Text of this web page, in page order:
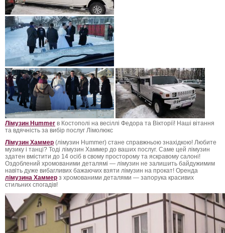
Лімузин Hummer в Костополі на весіллі Федора та Вікторії! Наші вітання
та вдячність за вибір послуг Лімолюкс
Лімузин Хаммер (лімузин Hummer) стане справжньою знахідкою! Любите
музику і танці? Тоді лімузин Хаммер до ваших послуг. Саме цей лімузин
здатен вмістити до 14 осіб в свому просторому та яскравому салоні!
Оздоблений хромованими деталямі — лімузин не залишить байдужимим
навіть дуже вибагливих бажаючих взяти лімузин на прокат! Оренда
лімузина Хаммер з хромованими деталями — запорука красивих
стильних спогадів!